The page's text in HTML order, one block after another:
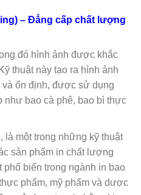
– Đẳng cấp chất lượng
đó hình ảnh được khắc
thuật này tạo ra hình ảnh
ổn định, được sử dụng
như bao cà phê, bao bì thực
là một trong những kỹ thuật
sản phẩm in chất lượng
biến trong ngành in bao
phẩm, mỹ phẩm và dược